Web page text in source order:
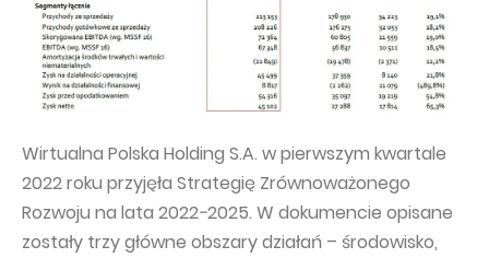
Wirtualna Polska Holding S.A. w pierwszym kwartale
2022 roku przyjęła Strategię Zrównoważonego
Rozwoju na lata 2022-2025. W dokumencie opisane
zostały trzy główne obszary działań – środowisko,